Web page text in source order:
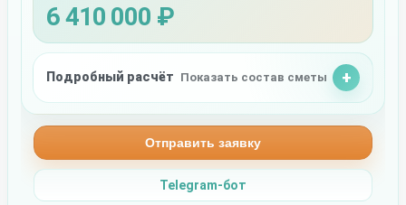
6 410 000 ₽
Подробный расчёт Показать состав сметы
Отправить заявку
Telegram-бот